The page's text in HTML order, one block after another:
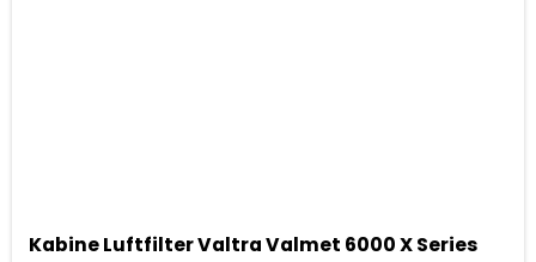
Kabine Luftfilter Valtra Valmet 6000 X Series